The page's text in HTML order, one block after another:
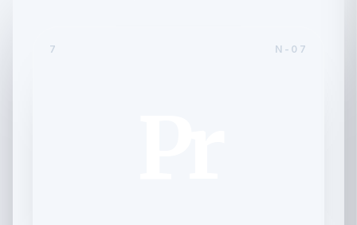
7 N-07